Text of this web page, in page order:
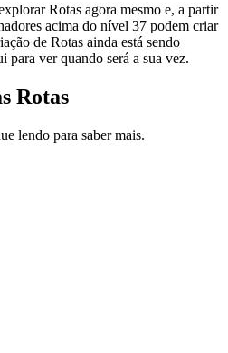
Rotas agora mesmo e, a partir
acima do nível 37 podem criar
de Rotas ainda está sendo
para ver quando será a sua vez.
Rotas
lendo para saber mais.